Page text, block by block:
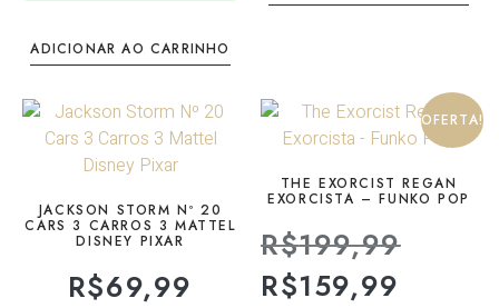
ADICIONAR AO CARRINHO
JACKSON STORM Nº 20
CARS 3 CARROS 3 MATTEL
DISNEY PIXAR
R$69,99
OFERTA!
THE EXORCIST REGAN
EXORCISTA – FUNKO POP
R$199,99
R$159,99